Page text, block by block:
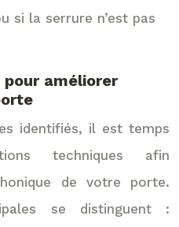
si la serrure n’est pas
améliorer
identifiés, il est temps
techniques afin
de votre porte.
se distinguent :